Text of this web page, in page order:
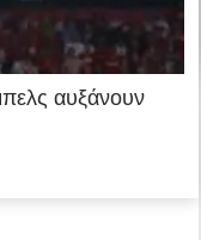
αυξάνουν